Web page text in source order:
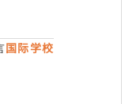
国际学校